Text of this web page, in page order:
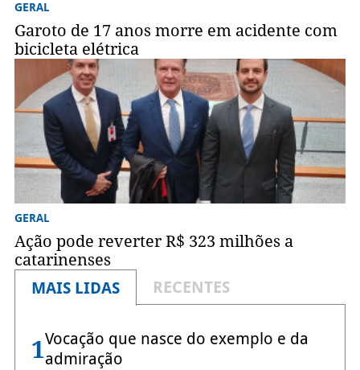
GERAL
Garoto de 17 anos morre em acidente com
bicicleta elétrica
GERAL
Ação pode reverter R$ 323 milhões a
catarinenses
MAIS LIDAS
RECENTES
1Vocação que nasce do exemplo e da
admiração